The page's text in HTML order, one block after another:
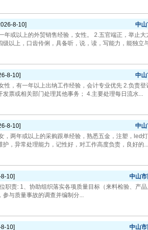
8-10] 中
年或以上的外贸销售经验，女性。 2.五官端正，举止
级以上，口齿伶俐，具备听，说，读，写能力，能独立
8-10] 中
性，有一年以上出纳工作经验，会计专业优先 2.负责
发票或相关部门处理其他事务； 4.主要处理每日流水...
8-10] 中
，两年或以上的采购跟单经验，熟悉五金，注塑，led
护，异常处理能力，记性好，对工作高度负责，良好的...
10] 中山
职责: 1、协助组织落实各项质量目标（来料检验、产
参与质量事故的调查并编制分...
10] 中山